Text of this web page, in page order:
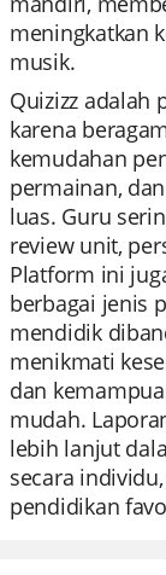
meningkatkan
musik.
Quizizz adalah
karena
kemudahan
permainan,
luas. Guru
review unit,
Platform ini
berbagai jenis
mendidik
menikmati
dan
mudah.
lebih lanjut
secara
pendidikan